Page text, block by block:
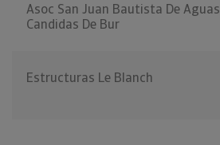
Asoc San Juan Bautista De Aguas
Candidas De Bur
Estructuras Le Blanch